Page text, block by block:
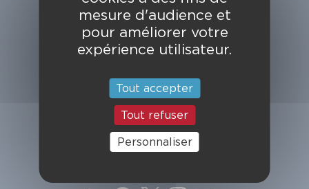
49, chemin de l'Armurié
C.S. 80123
31772 COLOMIERS CEDEX
Contactez-nous
mesure d'audience et
pour améliorer votre
expérience utilisateur.
Tout accepter
Tout refuser
Personnaliser